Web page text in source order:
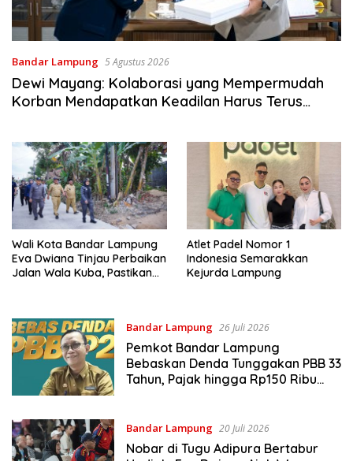
Bandar Lampung 5 Agustus 2026
Dewi Mayang: Kolaborasi yang Mempermudah
Korban Mendapatkan Keadilan Harus Terus
Wali Kota Bandar Lampung
Eva Dwiana Tinjau Perbaikan
Jalan Wala Kuba, Pastikan
Atlet Padel Nomor 1
Indonesia Semarakkan
Kejurda Lampung
Bandar Lampung 26 Juli 2026
Pemkot Bandar Lampung
Bebaskan Denda Tunggakan PBB 33
Tahun, Pajak hingga Rp150 Ribu
Bandar Lampung 20 Juli 2026
Nobar di Tugu Adipura Bertabur